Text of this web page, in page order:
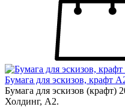
Бумага для эскизов, крафт
Бумага для эскизов (крафт)
Холдинг, А2.